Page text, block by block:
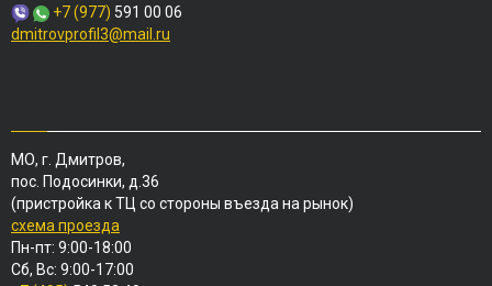
+7 (977) 591 00 06
dmitrovprofil3@mail.ru
МО, г. Дмитров,
пос. Подосинки, д.36
(пристройка к ТЦ со стороны въезда на рынок)
схема проезда
Пн-пт: 9:00-18:00
Сб, Вс: 9:00-17:00